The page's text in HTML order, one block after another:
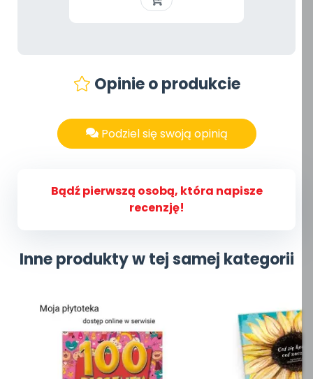
Opinie o produkcie
Podziel się swoją opinią
Bądź pierwszą osobą, która napisze
recenzję!
Inne produkty w tej samej kategorii